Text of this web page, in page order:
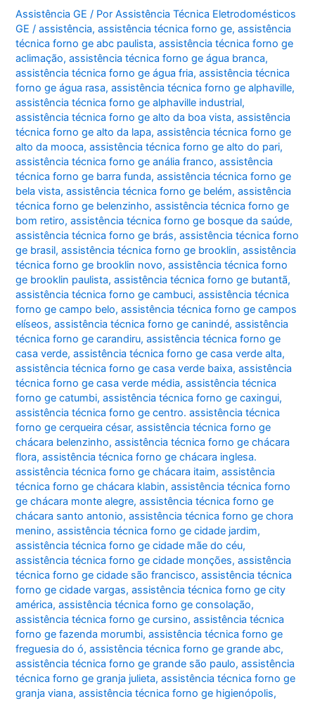
Assistência GE / PorAssistência Técnica Eletrodomésticos
GE/assistência,assistência técnica forno ge,assistência
técnica forno ge abc paulista,assistência técnica forno ge
aclimação,assistência técnica forno ge água branca,
assistência técnica forno ge água fria,assistência técnica
forno ge água rasa,assistência técnica forno ge alphaville,
assistência técnica forno ge alphaville industrial,
assistência técnica forno ge alto da boa vista,assistência
técnica forno ge alto da lapa,assistência técnica forno ge
alto da mooca,assistência técnica forno ge alto do pari,
assistência técnica forno ge anália franco,assistência
técnica forno ge barra funda,assistência técnica forno ge
bela vista,assistência técnica forno ge belém,assistência
técnica forno ge belenzinho,assistência técnica forno ge
bom retiro,assistência técnica forno ge bosque da saúde,
assistência técnica forno ge brás,assistência técnica forno
ge brasil,assistência técnica forno ge brooklin,assistência
técnica forno ge brooklin novo,assistência técnica forno
ge brooklin paulista,assistência técnica forno ge butantã,
assistência técnica forno ge cambuci,assistência técnica
forno ge campo belo,assistência técnica forno ge campos
elíseos,assistência técnica forno ge canindé,assistência
técnica forno ge carandiru,assistência técnica forno ge
casa verde,assistência técnica forno ge casa verde alta,
assistência técnica forno ge casa verde baixa,assistência
técnica forno ge casa verde média,assistência técnica
forno ge catumbi,assistência técnica forno ge caxingui,
assistência técnica forno ge centro. assistência técnica
forno ge cerqueira césar,assistência técnica forno ge
chácara belenzinho,assistência técnica forno ge chácara
flora,assistência técnica forno ge chácara inglesa.
assistência técnica forno ge chácara itaim,assistência
técnica forno ge chácara klabin,assistência técnica forno
ge chácara monte alegre,assistência técnica forno ge
chácara santo antonio,assistência técnica forno ge chora
menino,assistência técnica forno ge cidade jardim,
assistência técnica forno ge cidade mãe do céu,
assistência técnica forno ge cidade monções,assistência
técnica forno ge cidade são francisco,assistência técnica
forno ge cidade vargas,assistência técnica forno ge city
américa,assistência técnica forno ge consolação,
assistência técnica forno ge cursino,assistência técnica
forno ge fazenda morumbi,assistência técnica forno ge
freguesia do ó,assistência técnica forno ge grande abc,
assistência técnica forno ge grande são paulo,assistência
técnica forno ge granja julieta,assistência técnica forno ge
granja viana,assistência técnica forno ge higienópolis,